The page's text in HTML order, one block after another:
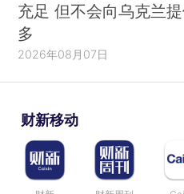
充足 但不会向乌克兰
多
2026年08月07日
财新移动